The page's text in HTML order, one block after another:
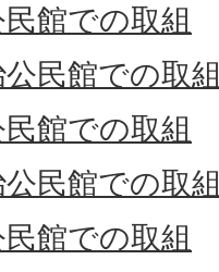
館での取組
民館での取組
館での取組
民館での取組
館での取組